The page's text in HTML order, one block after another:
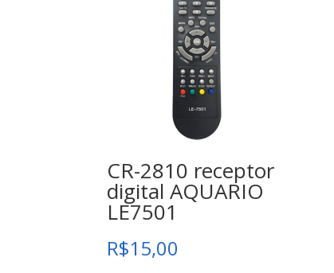
CR-2810 receptor
digital AQUARIO
LE7501
R$15,00